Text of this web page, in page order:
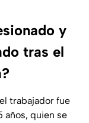
y
tras el
trabajador fue
años, quien se